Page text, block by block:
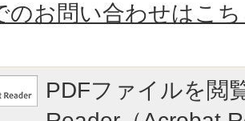
のお問い合わせはこ
PDFファイルを閲